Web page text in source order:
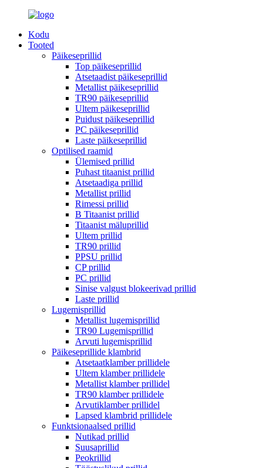
Kodu
Tooted
Päikeseprillid
Top päikeseprillid
Atsetaadist päikeseprillid
Metallist päikeseprillid
TR90 päikeseprillid
Ultem päikeseprillid
Puidust päikeseprillid
PC päikeseprillid
Laste päikeseprillid
Optilised raamid
Ülemised prillid
Puhast titaanist prillid
Atsetaadiga prillid
Metallist prillid
Rimessi prillid
B Titaanist prillid
Titaanist mäluprillid
Ultem prillid
TR90 prillid
PPSU prillid
CP prillid
PC prillid
Sinise valgust blokeerivad prillid
Laste prillid
Lugemisprillid
Metallist lugemisprillid
TR90 Lugemisprillid
Arvuti lugemisprillid
Päikeseprillide klambrid
Atsetaatklamber prillidele
Ultem klamber prillidele
Metallist klamber prillidel
TR90 klamber prillidele
Arvutiklamber prillidel
Lapsed klambrid prillidele
Funktsionaalsed prillid
Nutikad prillid
Suusaprillid
Peokrillid